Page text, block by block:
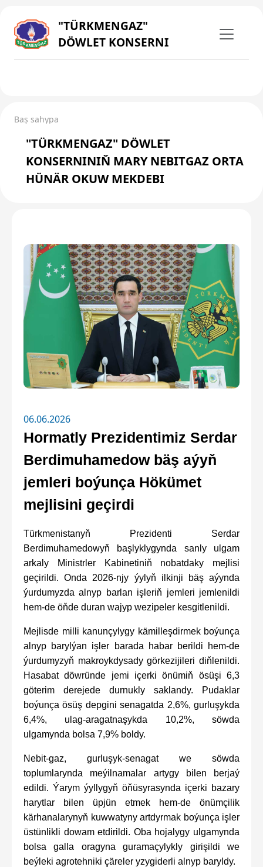
"TÜRKMENGAZ"
DÖWLET KONSERNI
Baş sahypa
"TÜRKMENGAZ" DÖWLET
KONSERNINIŇ MARY NEBITGAZ ORTA
HÜNÄR OKUW MEKDEBI
06.06.2026
Hormatly Prezidentimiz Serdar
Berdimuhamedow bäş aýyň
jemleri boýunça Hökümet
mejlisini geçirdi
Türkmenistanyň Prezidenti Serdar
Berdimuhamedowyň başlyklygynda sanly ulgam
arkaly Ministrler Kabinetiniň nobatdaky mejlisi
geçirildi. Onda 2026-njy ýylyň ilkinji bäş aýynda
ýurdumyzda alnyp barlan işleriň jemleri jemlenildi
hem-de öňde duran wajyp wezipeler kesgitlenildi.
Mejlisde milli kanunçylygy kämilleşdirmek boýunça
alnyp barylýan işler barada habar berildi hem-de
ýurdumyzyň makroykdysady görkezijileri diňlenildi.
Hasabat döwründe jemi içerki önümiň ösüşi 6,3
göterim derejede durnukly saklandy. Pudaklar
boýunça ösüş depgini senagatda 2,6%, gurluşykda
6,4%, ulag-aragatnaşykda 10,2%, söwda
ulgamynda bolsa 7,9% boldy.
Nebit-gaz, gurluşyk-senagat we söwda
toplumlarynda meýilnamalar artygy bilen berjaý
edildi. Ýarym ýyllygyň öňüsyrasynda içerki bazary
harytlar bilen üpjün etmek hem-de önümçilik
kärhanalarynyň kuwwatyny artdyrmak boýunça işler
üstünlikli dowam etdirildi. Oba hojalygy ulgamynda
bolsa galla oragyna guramaçylykly girişildi we
beýleki agrotehniki çäreler yzygiderli alnyp baryldy.